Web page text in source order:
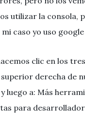
utilizar la consola,
caso yo uso
clic en los
derecha de
luego a: Más
para